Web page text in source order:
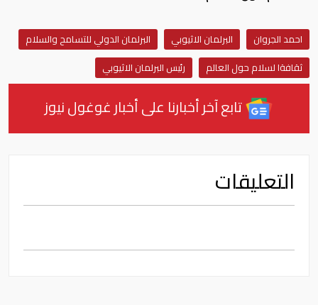
احمد الجروان البرلمان الاثيوبي
البرلمان الدولي للتسامح والسلام
ثقافةا لسلام حول العالم
رئيس البرلمان الاثيوبي
تابع آخر أخبارنا على أخبار غوغول نيوز
التعليقات